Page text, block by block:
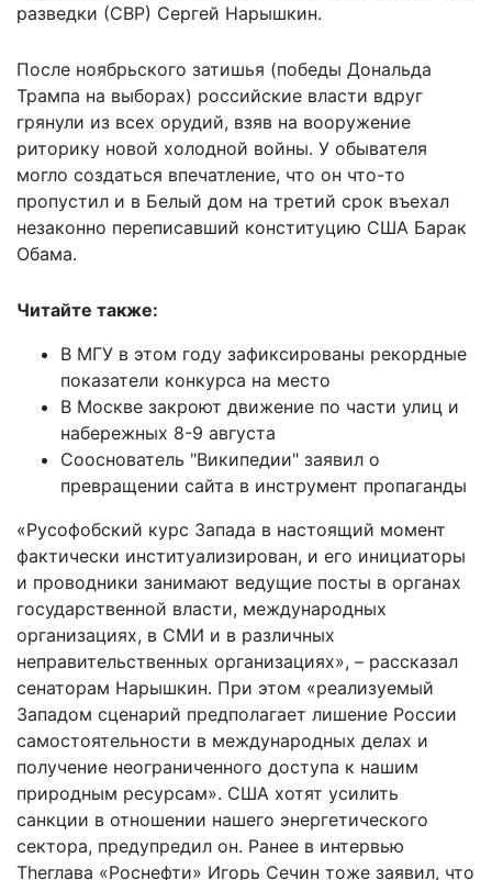
разведки (СВР) Сергей Нарышкин.
После ноябрьского затишья (победы Дональда
Трампа на выборах) российские власти вдруг
грянули из всех орудий, взяв на вооружение
риторику новой холодной войны. У обывателя
могло создаться впечатление, что он что-то
пропустил и в Белый дом на третий срок въехал
незаконно переписавший конституцию США Барак
Обама.
Читайте также:
В МГУ в этом году зафиксированы рекордные
показатели конкурса на место
В Москве закроют движение по части улиц и
набережных 8-9 августа
Сооснователь "Википедии" заявил о
превращении сайта в инструмент пропаганды
«Русофобский курс Запада в настоящий момент
фактически институализирован, и его инициаторы
и проводники занимают ведущие посты в органах
государственной власти, международных
организациях, в СМИ и в различных
неправительственных организациях», – рассказал
сенаторам Нарышкин. При этом «реализуемый
Западом сценарий предполагает лишение России
самостоятельности в международных делах и
получение неограниченного доступа к нашим
природным ресурсам». США хотят усилить
санкции в отношении нашего энергетического
сектора, предупредил он. Ранее в интервью
Theглава «Роснефти» Игорь Сечин тоже заявил, что